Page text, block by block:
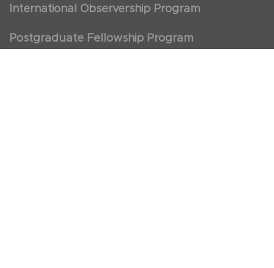
International Observership Program
Postgraduate Fellowship Program